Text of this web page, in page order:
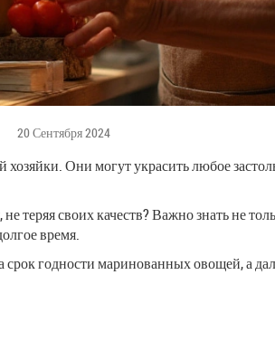
20 Сентября 2024
Они могут украсить любое
теряя своих качеств? Важно знать не
время.
годности маринованных овощей, а